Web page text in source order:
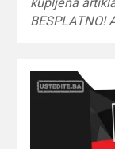
BESPLATNO!